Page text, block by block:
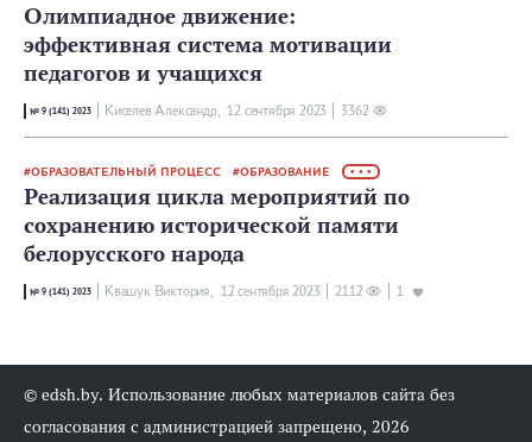
Олимпиадное движение:
эффективная система мотивации
педагогов и учащихся
№ 9 (141) 2023 Киселев Александр, 12 сентября 2023 3362
ОБРАЗОВАТЕЛЬНЫЙ ПРОЦЕСС ОБРАЗОВАНИЕ • • •
Реализация цикла мероприятий по
сохранению исторической памяти
белорусского народа
№ 9 (141) 2023 Квашук Виктория, 12 сентября 2023 2112 1
© edsh.by. Использование любых материалов сайта без
согласования с администрацией запрещено, 2026